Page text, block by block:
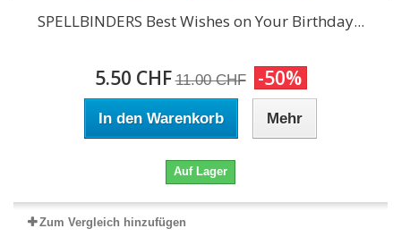
SPELLBINDERS Best Wishes on Your Birthday...
5.50 CHF 11.00 CHF -50%
In den Warenkorb Mehr
Auf Lager
Zum Vergleich hinzufügen